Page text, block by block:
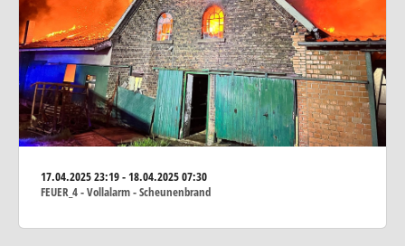
17.04.202523:19 - 18.04.2025 07:30
FEUER_4 - Vollalarm - Scheunenbrand